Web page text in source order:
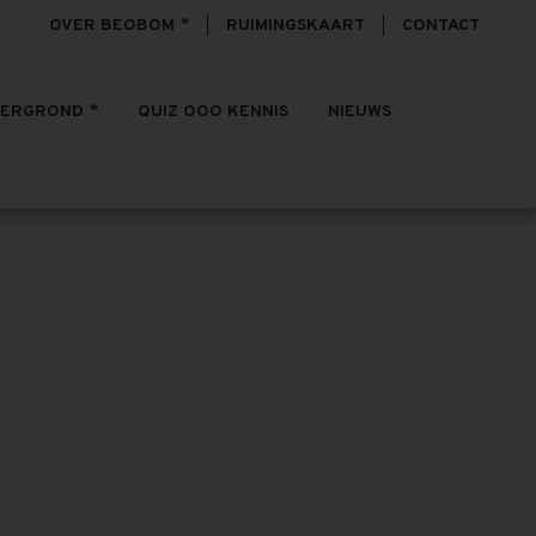
OVER BEOBOM RUIMINGSKAART CONTACT
QUIZ OOO KENNIS NIEUWS